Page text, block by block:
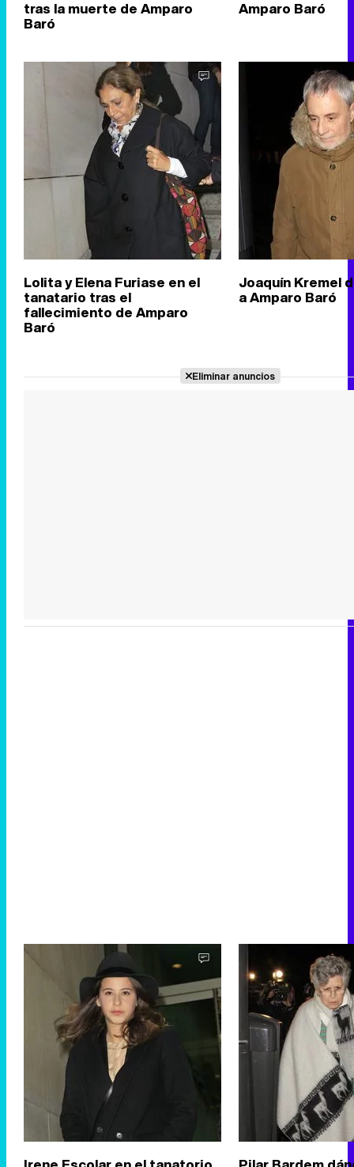
tras la muerte de Amparo
Baró
Amparo Baró
Lolita y Elena Furiase en el
tanatario tras el
fallecimiento de Amparo
Baró
Joaquín Kremel
a Amparo Baró
Eliminar anuncios